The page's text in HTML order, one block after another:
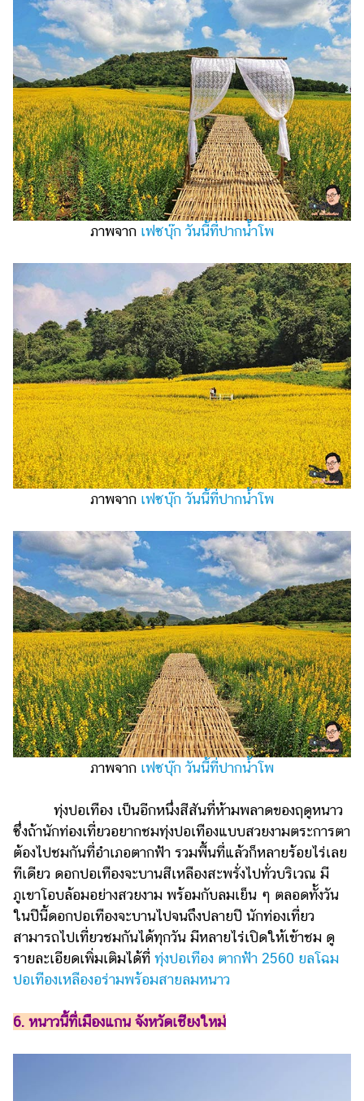
ภาพจาก เฟซบุ๊ก วันนี้ที่ปากน้ำโพ
ภาพจาก เฟซบุ๊ก วันนี้ที่ปากน้ำโพ
ภาพจาก เฟซบุ๊ก วันนี้ที่ปากน้ำโพ
ทุ่งปอเทือง เป็นอีกหนึ่งสีสันที่ห้ามพลาดของฤดูหนาว
ซึ่งถ้านักท่องเที่ยวอยากชมทุ่งปอเทืองแบบสวยงามตระการตา
ต้องไปชมกันที่อำเภอตากฟ้า รวมพื้นที่แล้วก็หลายร้อยไร่เลย
ทีเดียว ดอกปอเทืองจะบานสีเหลืองสะพรั่งไปทั่วบริเวณ มี
ภูเขาโอบล้อมอย่างสวยงาม พร้อมกับลมเย็น ๆ ตลอดทั้งวัน
ในปีนี้ดอกปอเทืองจะบานไปจนถึงปลายปี นักท่องเที่ยว
สามารถไปเที่ยวชมกันได้ทุกวัน มีหลายไร่เปิดให้เข้าชม ดู
รายละเอียดเพิ่มเติมได้ที่ ทุ่งปอเทือง ตากฟ้า 2560 ยลโฉม
ปอเทืองเหลืองอร่ามพร้อมสายลมหนาว
6. หนาวนี้ที่เมืองแกน จังหวัดเชียงใหม่